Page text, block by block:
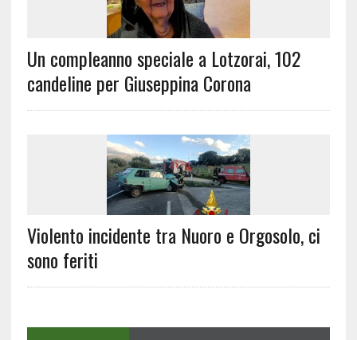
Un compleanno speciale a Lotzorai, 102
candeline per Giuseppina Corona
Violento incidente tra Nuoro e Orgosolo, ci
sono feriti